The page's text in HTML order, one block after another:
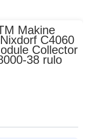
Makine
C4060
Collector
38 rulo